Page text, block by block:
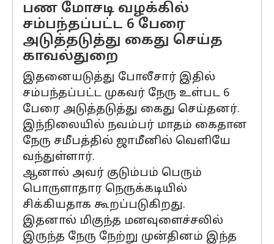
பண மோசடி வழக்கில்
சம்பந்தப்பட்ட 6 பேரை
அடுத்தடுத்து கைது செய்த
காவல்துறை
இதனையடுத்து போலீசார் இதில்
சம்பந்தப்பட்ட முகவர் நேரு உள்பட 6
பேரை அடுத்தடுத்து கைது செய்தனர்.
இந்நிலையில் நவம்பர் மாதம் கைதான
நேரு சமீபத்தில் ஜாமீனில் வெளியே
வந்துள்ளார்.
ஆனால் அவர் குடும்பம் பெரும்
பொருளாதார நெருக்கடியில்
சிக்கியதாக கூறப்படுகிறது.
இதனால் மிகுந்த மனவுளைச்சலில்
இருந்த நேரு நேற்று முன்தினம் இந்த